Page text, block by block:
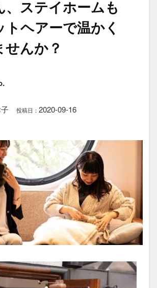
、​ステイホームも​
トヘアーで​温かく​
んか？
投稿日： 2020-09-16